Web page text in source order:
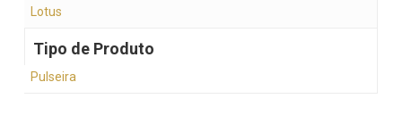
Lotus
Tipo de Produto
Pulseira